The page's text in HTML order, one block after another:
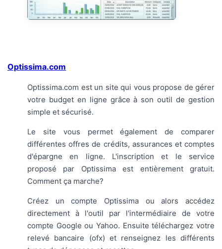
Optissima.com
Optissima.com est un site qui vous propose de gérer
votre budget en ligne grâce à son outil de gestion
simple et sécurisé.
Le site vous permet également de comparer
différentes offres de crédits, assurances et comptes
d'épargne en ligne. L'inscription et le service
proposé par Optissima est entièrement gratuit.
Comment ça marche?
Créez un compte Optissima ou alors accédez
directement à l'outil par l'intermédiaire de votre
compte Google ou Yahoo. Ensuite téléchargez votre
relevé bancaire (ofx) et renseignez les différents